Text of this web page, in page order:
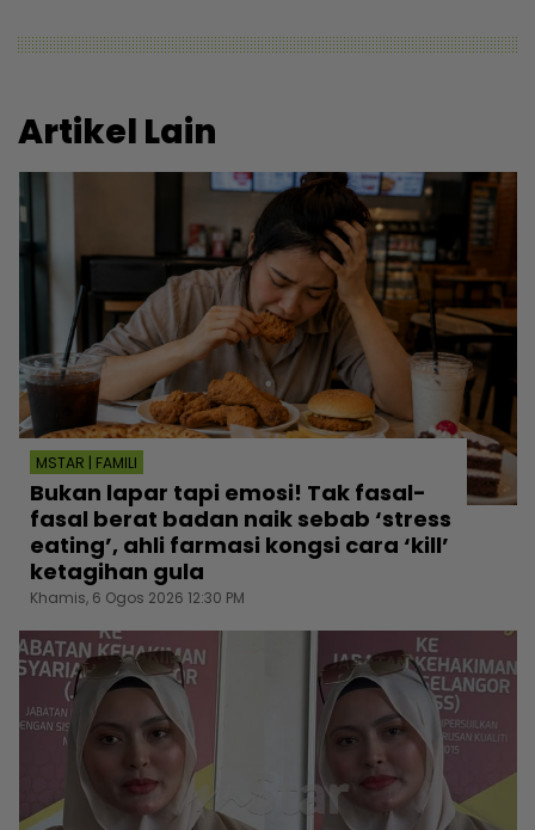
Artikel Lain
MSTAR | FAMILI
Bukan lapar tapi emosi! Tak fasal-
fasal berat badan naik sebab ‘stress
eating’, ahli farmasi kongsi cara ‘kill’
ketagihan gula
Khamis, 6 Ogos 2026 12:30 PM